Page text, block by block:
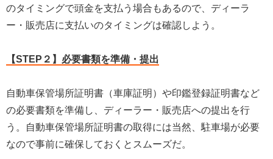
のタイミングで頭金を支払う場合もあるので、ディーラ
ー・販売店に支払いのタイミングは確認しよう。
【STEP２】必要書類を準備・提出
自動車保管場所証明書（車庫証明）や印鑑登録証明書など
の必要書類を準備し、ディーラー・販売店への提出を行
う。自動車保管場所証明書の取得には当然、駐車場が必要
なので事前に確保しておくとスムーズだ。